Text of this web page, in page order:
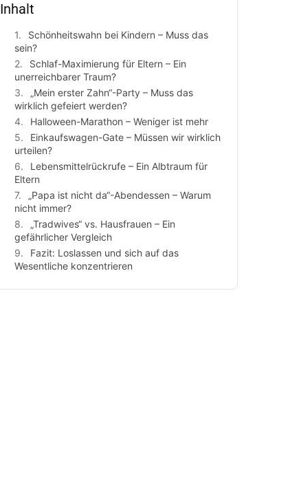
Inhalt
Schönheitswahn bei Kindern – Muss das
sein?
Schlaf-Maximierung für Eltern – Ein
unerreichbarer Traum?
„Mein erster Zahn“-Party – Muss das
wirklich gefeiert werden?
Halloween-Marathon – Weniger ist mehr
Einkaufswagen-Gate – Müssen wir wirklich
urteilen?
Lebensmittelrückrufe – Ein Albtraum für
Eltern
„Papa ist nicht da“-Abendessen – Warum
nicht immer?
„Tradwives“ vs. Hausfrauen – Ein
gefährlicher Vergleich
Fazit: Loslassen und sich auf das
Wesentliche konzentrieren